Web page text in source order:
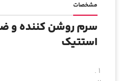
مشخصات
سرم روشن کننده و
استتیک